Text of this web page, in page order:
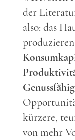
der
also: das
kürzere,
von mehr